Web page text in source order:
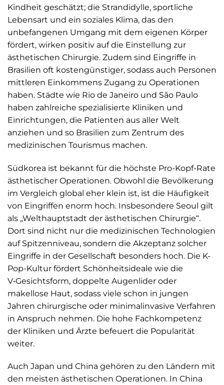
Kindheit geschätzt; die Strandidylle, sportliche
Lebensart und ein soziales Klima, das den
unbefangenen Umgang mit dem eigenen Körper
fördert, wirken positiv auf die Einstellung zur
ästhetischen Chirurgie. Zudem sind Eingriffe in
Brasilien oft kostengünstiger, sodass auch Personen
mittleren Einkommens Zugang zu Operationen
haben. Städte wie Rio de Janeiro und São Paulo
haben zahlreiche spezialisierte Kliniken und
Einrichtungen, die Patienten aus aller Welt
anziehen und so Brasilien zum Zentrum des
medizinischen Tourismus machen.
Südkorea ist bekannt für die höchste Pro-Kopf-Rate
ästhetischer Operationen. Obwohl die Bevölkerung
im Vergleich global eher klein ist, ist die Häufigkeit
von Eingriffen enorm hoch. Insbesondere Seoul gilt
als „Welthauptstadt der ästhetischen Chirurgie“.
Dort sind nicht nur die medizinischen Technologien
auf Spitzenniveau, sondern die Akzeptanz solcher
Eingriffe in der Gesellschaft besonders hoch. Die K-
Pop-Kultur fördert Schönheitsideale wie die
V‑Gesichtsform, doppelte Augenlider oder
makellose Haut, sodass viele schon in jungen
Jahren chirurgische oder minimalinvasive Verfahren
in Anspruch nehmen. Die hohe Fachkompetenz
der Kliniken und Ärzte befeuert die Popularität
weiter.
Auch Japan und China gehören zu den Ländern mit
den meisten ästhetischen Operationen. In China